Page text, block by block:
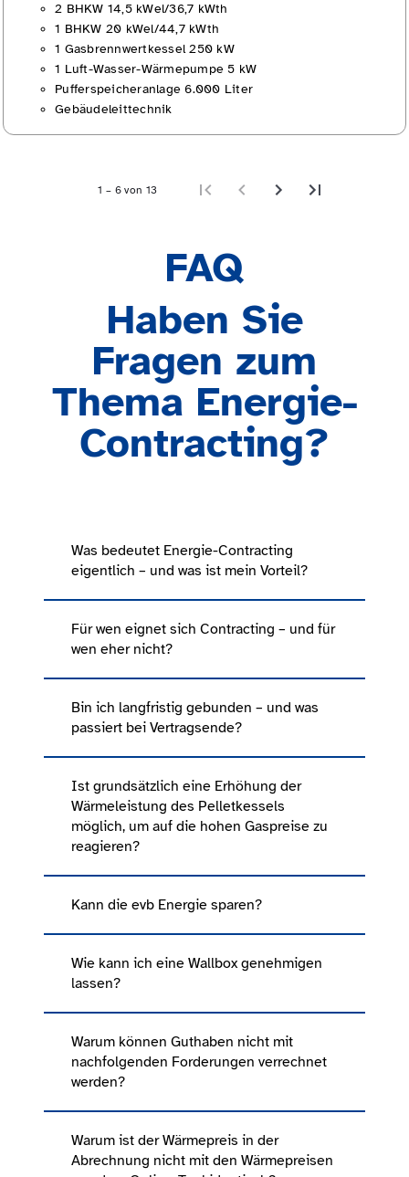
2 BHKW 14,5 kWel/36,7 kWth
1 BHKW 20 kWel/44,7 kWth
1 Gasbrennwertkessel 250 kW
1 Luft-Wasser-Wärmepumpe 5 kW
Pufferspeicheranlage 6.000 Liter
Gebäudeleittechnik
1 – 6 von 13
FAQ
Haben Sie
Fragen zum
Thema Energie-
Contracting?
Was bedeutet Energie-Contracting
eigentlich – und was ist mein Vorteil?
Für wen eignet sich Contracting – und für
wen eher nicht?
Bin ich langfristig gebunden – und was
passiert bei Vertragsende?
Ist grundsätzlich eine Erhöhung der
Wärmeleistung des Pelletkessels
möglich, um auf die hohen Gaspreise zu
reagieren?
Kann die evb Energie sparen?
Wie kann ich eine Wallbox genehmigen
lassen?
Warum können Guthaben nicht mit
nachfolgenden Forderungen verrechnet
werden?
Warum ist der Wärmepreis in der
Abrechnung nicht mit den Wärmepreisen